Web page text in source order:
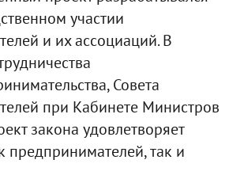
участии
и их ассоциаций. В
Совета
при Кабинете Министров
закона удовлетворяет
предпринимателей, так и